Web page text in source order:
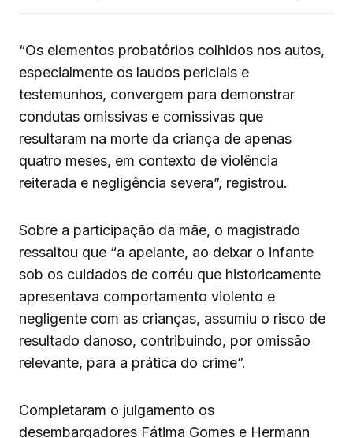
“Os elementos probatórios colhidos nos autos,
especialmente os laudos periciais e
testemunhos, convergem para demonstrar
condutas omissivas e comissivas que
resultaram na morte da criança de apenas
quatro meses, em contexto de violência
reiterada e negligência severa”, registrou.
Sobre a participação da mãe, o magistrado
ressaltou que “a apelante, ao deixar o infante
sob os cuidados de corréu que historicamente
apresentava comportamento violento e
negligente com as crianças, assumiu o risco de
resultado danoso, contribuindo, por omissão
relevante, para a prática do crime”.
Completaram o julgamento os
desembargadores Fátima Gomes e Hermann